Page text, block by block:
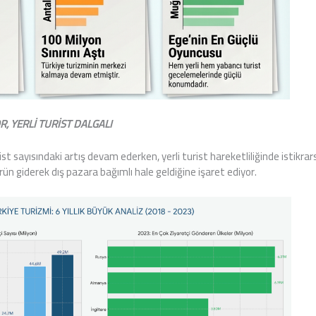
YERLİ TURİST DALGALI
sayısındaki artış devam ederken, yerli turist hareketliliğinde
giderek dış pazara bağımlı hale geldiğine işaret ediyor.